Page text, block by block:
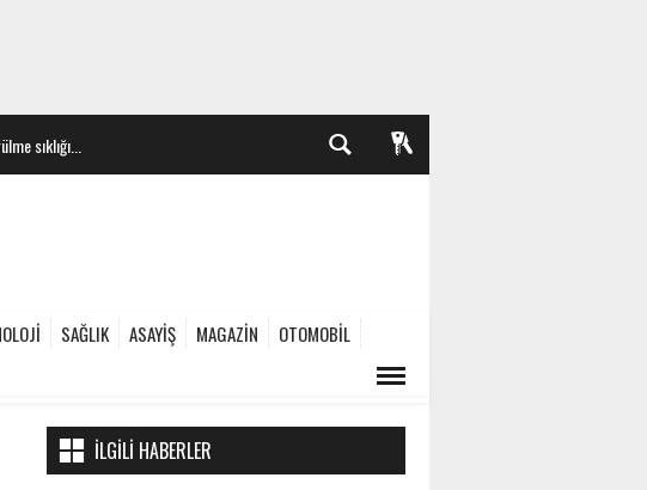
sıklığı...
SAĞLIK ASAYİŞ MAGAZİN
OTOMOBİL
İLGILI HABERLER